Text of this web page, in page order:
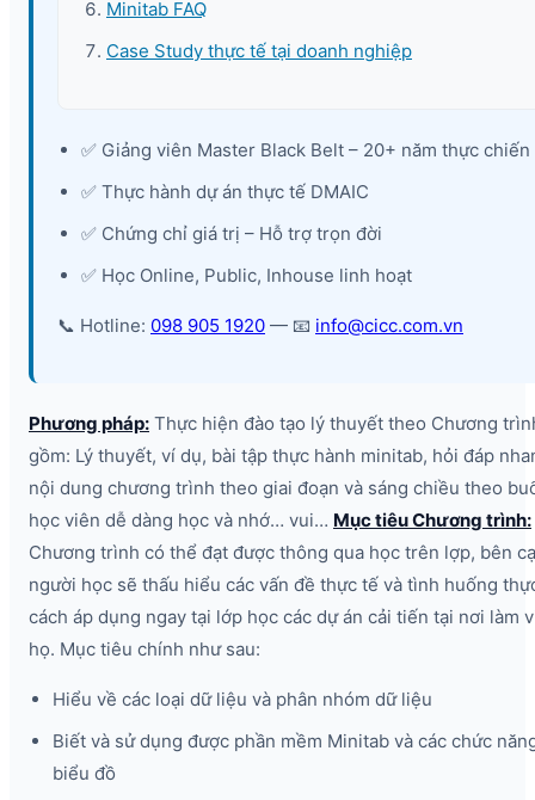
Minitab FAQ
Case Study thực tế tại doanh nghiệp
✅ Giảng viên Master Black Belt – 20+ năm thực chiến
✅ Thực hành dự án thực tế DMAIC
✅ Chứng chỉ giá trị – Hỗ trợ trọn đời
✅ Học Online, Public, Inhouse linh hoạt
📞 Hotline: 098 905 1920 — 📧 info@cicc.com.vn
Phương pháp: Thực hiện đào tạo lý thuyết theo Chương
gồm: Lý thuyết, ví dụ, bài tập thực hành minitab, hỏi đáp
nội dung chương trình theo giai đoạn và sáng chiều theo
học viên dễ dàng học và nhớ… vui… Mục tiêu Chương trình:
Chương trình có thể đạt được thông qua học trên lợp, bên
người học sẽ thấu hiểu các vấn đề thực tế và tình huống
cách áp dụng ngay tại lớp học các dự án cải tiến tại nơi làm
họ. Mục tiêu chính như sau:
Hiểu về các loại dữ liệu và phân nhóm dữ liệu
Biết và sử dụng được phần mềm Minitab và các chức
biểu đồ